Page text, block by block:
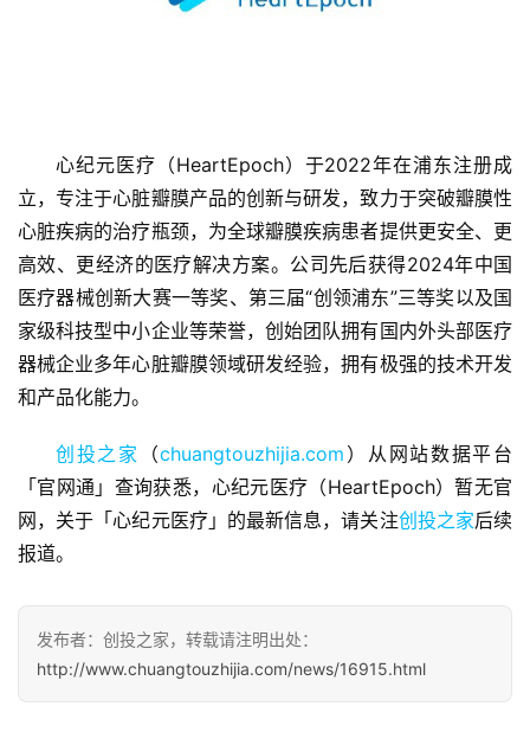
首
页
融
资
报
道
业
观
察
初
创
企
心纪元医疗（HeartEpoch）于2022年在浦东注册成
立，专注于心脏瓣膜产品的创新与研发，致力于突破瓣膜性
心脏疾病的治疗瓶颈，为全球瓣膜疾病患者提供更安全、更
高效、更经济的医疗解决方案。公司先后获得2024年中国
医疗器械创新大赛一等奖、第三届“创领浦东”三等奖以及国
家级科技型中小企业等荣誉，创始团队拥有国内外头部医疗
器械企业多年心脏瓣膜领域研发经验，拥有极强的技术开发
和产品化能力。
创投之家 （chuangtouzhijia.com ）从网站数据平台
「官网通」查询获悉，心纪元医疗（HeartEpoch）暂无官
网，关于「心纪元医疗」的最新信息，请关注创投之家后续
报道。
发布者：创投之家，转载请注明出处：
http://www.chuangtouzhijia.com/news/16915.html